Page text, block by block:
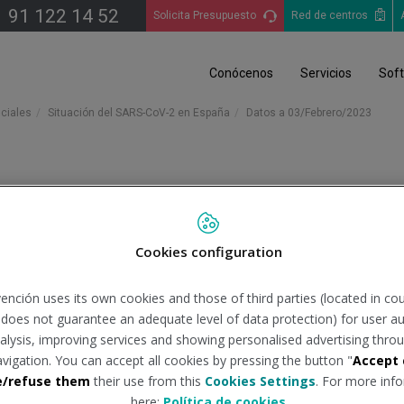
91 122 14 52 Solicita Presupuesto Red de centros
Conócenos Servicios
Situación del SARS-CoV-2 en España Datos a 03/Febrero/2023
datos epidemiológicos, según las cifras publicadas en la
Cookies configuration
uses its own cookies and those of third parties (located in
not guarantee an adequate level of data protection) for user
improving services and showing personalised advertising
You can accept all cookies by pressing the button "Accept
refuse them their use from this Cookies Settings. For more